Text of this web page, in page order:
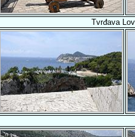
Tvrđava